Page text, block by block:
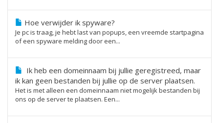
Hoe verwijder ik spyware?
Je pc is traag, je hebt last van popups, een vreemde startpagina
of een spyware melding door een...
Ik heb een domeinnaam bij jullie geregistreed, maar
ik kan geen bestanden bij jullie op de server plaatsen.
Het is met alleen een domeinnaam niet mogelijk bestanden bij
ons op de server te plaatsen. Een...